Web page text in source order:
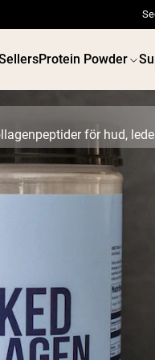
Protein Powder
get
Micellärt
Mass
Shop All